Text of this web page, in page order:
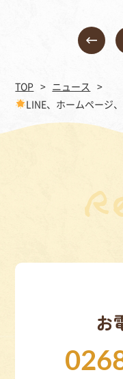
TOP
ニュース
LINE、ホームページ
お